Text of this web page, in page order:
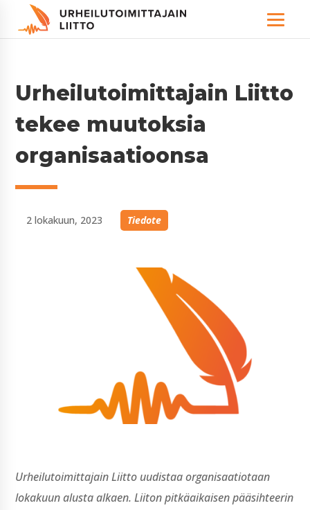
Urheilutoimittajain Liitto
tekee muutoksia
organisaatioonsa
Urheilutoimittajain Liitto uudistaa organisaatiotaan
lokakuun alusta alkaen. Liiton pitkäaikaisen pääsihteerin